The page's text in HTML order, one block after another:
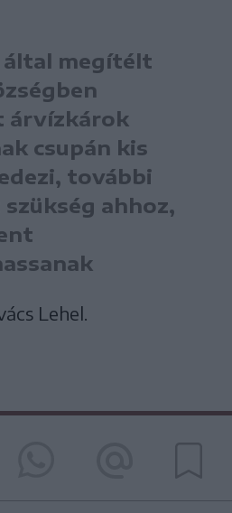
által megítélt
árvízkárok
csupán kis
további
szükség ahhoz,
Lehel.